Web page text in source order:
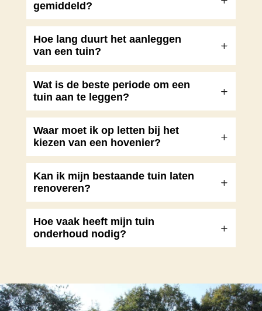
gemiddeld?
Hoe lang duurt het aanleggen
van een tuin?
Wat is de beste periode om een
tuin aan te leggen?
Waar moet ik op letten bij het
kiezen van een hovenier?
Kan ik mijn bestaande tuin laten
renoveren?
Hoe vaak heeft mijn tuin
onderhoud nodig?